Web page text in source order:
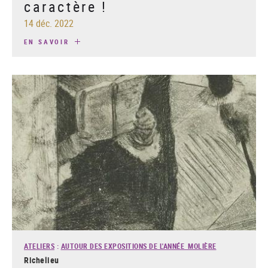
caractère !
14 déc. 2022
EN SAVOIR
ATELIERS : AUTOUR DES EXPOSITIONS DE L'ANNÉE MOLIÈRE
Richelieu